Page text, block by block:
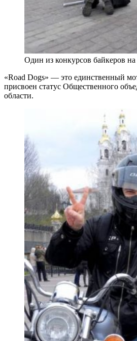
Один из конкурсов байкеров
«Road Dogs» — это единственный
присвоен статус Общественного
области.